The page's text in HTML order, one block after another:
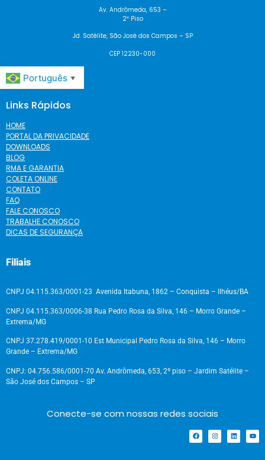
Av. Andrômeda, 653 –
2º Piso
Jd. Satélite, São José dos Campos – SP
CEP 12230-000
Português ▼
Links Rápidos
HOME
PORTAL DA PRIVACIDADE
DOWNLOADS
BLOG
RMA E GARANTIA
COLETA ONLINE
CONTATO
FAQ
FALE CONOSCO
TRABALHE CONOSCO
DICAS DE SEGURANÇA
Filiais
CNPJ 04.115.363/0001-23 Avenida Itabuna, 1862 – Conquista – Ilhéus/BA
CNPJ 04.115.363/0006-38 Rua Pedro Rosa da Silva, 146 – Morro Grande –
Extrema/MG
CNPJ 37.278.419/0001-10 Est Municipal Pedro Rosa da Silva, 146 – Morro
Grande – Extrema/MG
CNPJ: 04.756.586/0001-70 Av. Andrômeda, 653, 2º piso – Jardim Satélite –
São José dos Campos – SP
Conecte-se com nossas redes sociais